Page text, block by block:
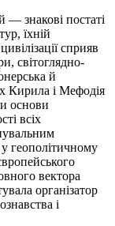
— знакові постаті
їхній
сприяв
світоглядно-
й
Кирила і Мефодія
основи
всіх
геополітичному
вектора
організатор
і